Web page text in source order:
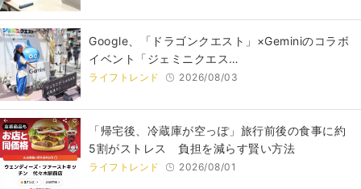
Google、「ドラゴンクエスト」×Geminiのコラボ
イベント「ジェミニクエス…
ライフトレンド 2026/08/03
「帰宅後、冷蔵庫が空っぽ」旅行前後の食事に約
5割がストレス 負担を減らす賢い方法
ライフトレンド 2026/08/01